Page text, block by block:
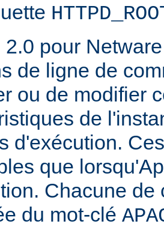
pour
de ligne de
ou de modifier
de
d'exécution.
que
Chacune de
du mot-clé